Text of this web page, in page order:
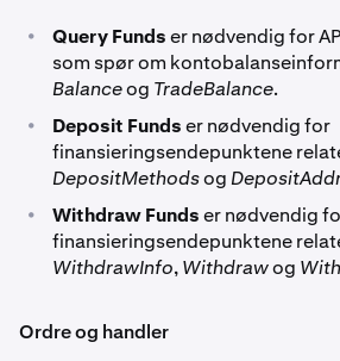
• Query Fundser nødvendig for
som spør om
Balanceog TradeBalance.
• Deposit Fundser nødvendig for
finansieringsendepunktene
DepositMethodsog
• Withdraw Fundser nødvendig
finansieringsendepunktene
WithdrawInfo,Withdrawog
Ordre og handler